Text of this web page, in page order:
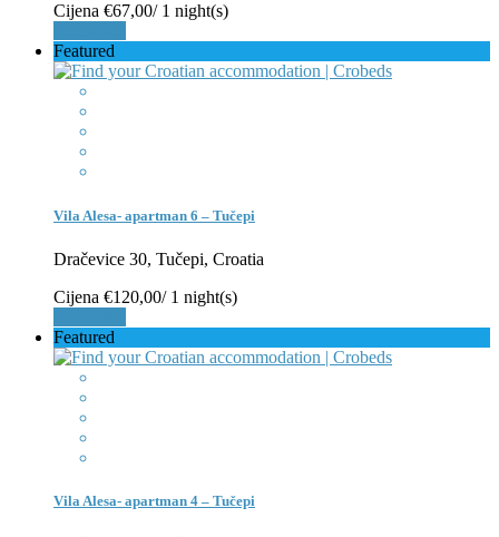
Cijena €67,00/ 1 night(s)
Featured
Vila Alesa- apartman 6 – Tučepi
Dračevice 30, Tučepi, Croatia
Cijena €120,00/ 1 night(s)
Featured
Vila Alesa- apartman 4 – Tučepi